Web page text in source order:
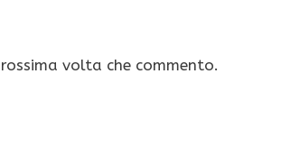
volta che commento.